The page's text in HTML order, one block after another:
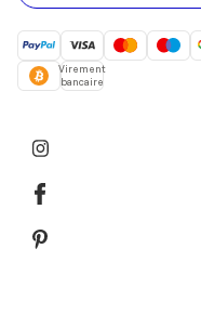
Virement
bancaire